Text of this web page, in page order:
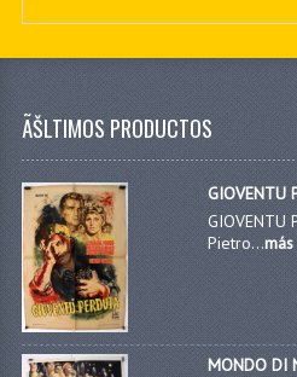
ÃŠLTIMOS PRODUCTOS
GIOVENTU
GIOVENTU
Pietro...más
MONDO DI